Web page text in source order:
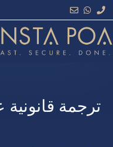
تخطي
إلى
المحتوى
ترجمة